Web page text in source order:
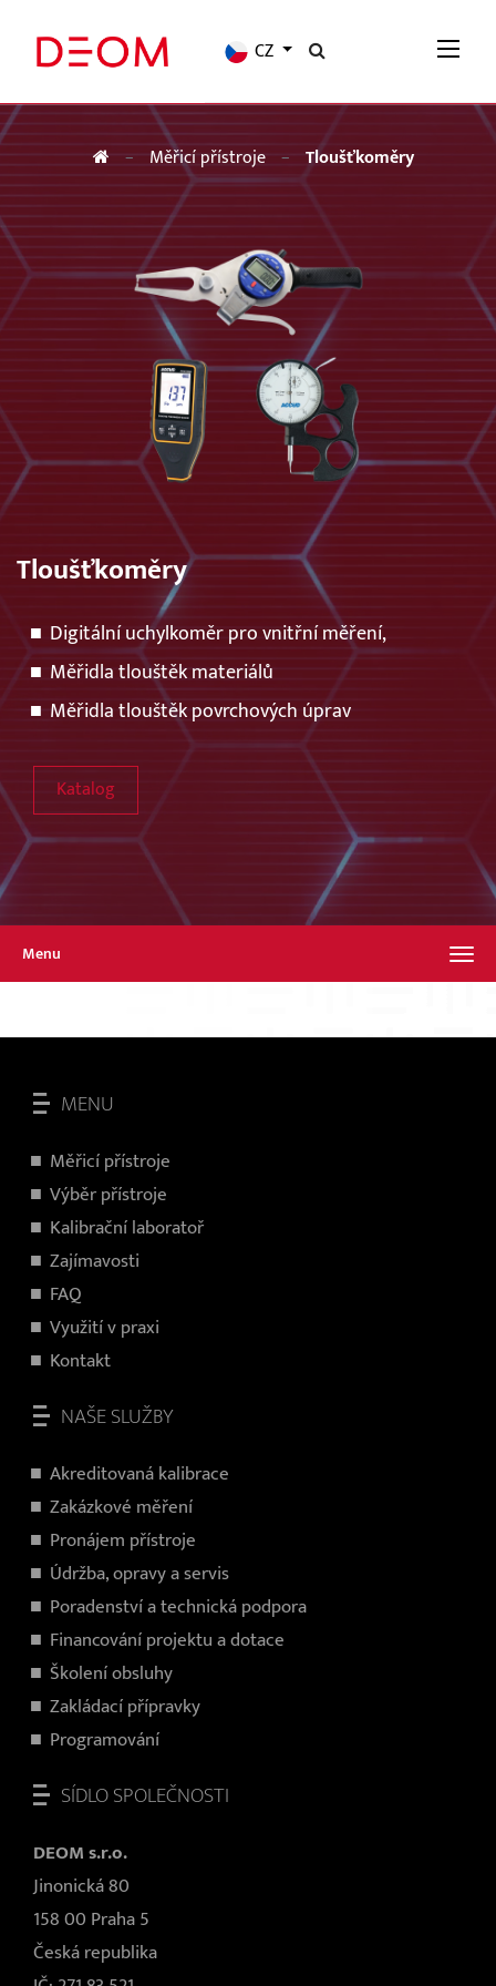
CZ
Měřicí přístroje Tloušťkoměry
Tloušťkoměry
Digitální uchylkoměr pro vnitřní měření,
Měřidla tlouštěk materiálů
Měřidla tlouštěk povrchových úprav
Katalog
Menu
MENU
Měřicí přístroje
Výběr přístroje
Kalibrační laboratoř
Zajímavosti
FAQ
Využití v praxi
Kontakt
NAŠE SLUŽBY
Akreditovaná kalibrace
Zakázkové měření
Pronájem přístroje
Údržba, opravy a servis
Poradenství a technická podpora
Financování projektu a dotace
Školení obsluhy
Zakládací přípravky
Programování
SÍDLO SPOLEČNOSTI
DEOM s.r.o.
Jinonická 80
158 00 Praha 5
Česká republika